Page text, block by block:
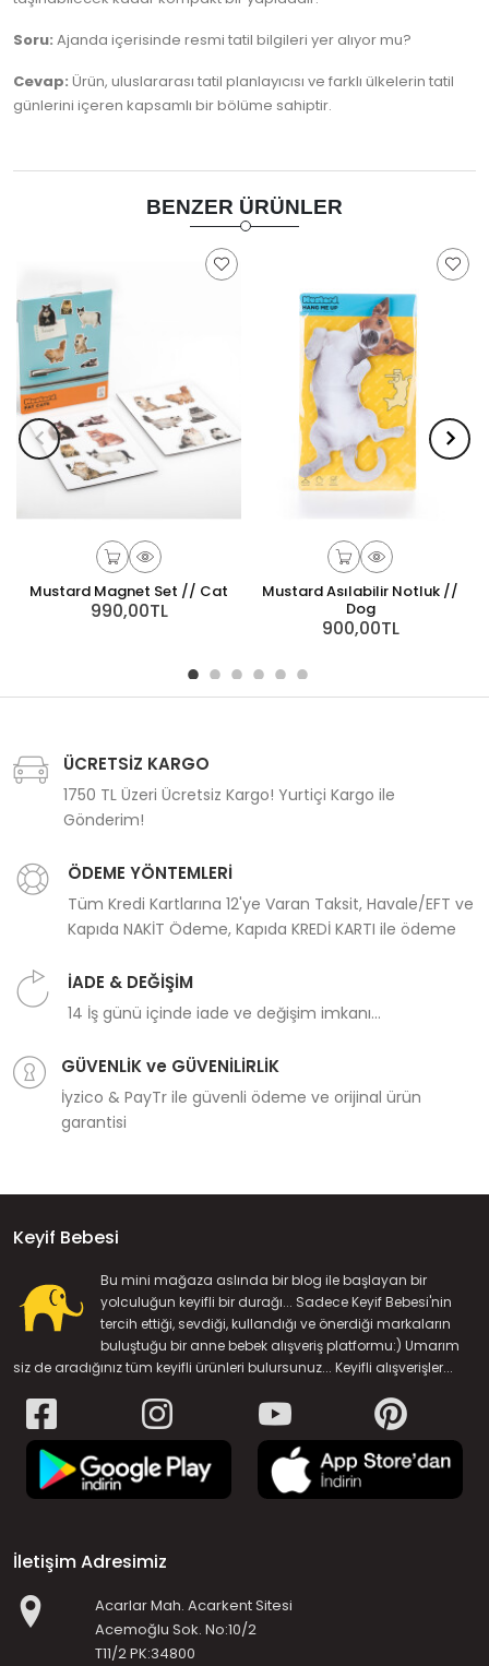
Soru: Ajanda içerisinde resmi tatil bilgileri yer alıyor mu?
Cevap: Ürün, uluslararası tatil planlayıcısı ve farklı ülkelerin tatil
günlerini içeren kapsamlı bir bölüme sahiptir.
BENZER ÜRÜNLER
Mustard Magnet Set // Cat
990,00TL
Mustard Asılabilir Notluk //
Dog
900,00TL
ÜCRETSİZ KARGO
1750 TL Üzeri Ücretsiz Kargo! Yurtiçi Kargo ile
Gönderim!
ÖDEME YÖNTEMLERİ
Tüm Kredi Kartlarına 12'ye Varan Taksit, Havale/EFT ve
Kapıda NAKİT Ödeme, Kapıda KREDİ KARTI ile ödeme
İADE & DEĞİŞİM
14 İş günü içinde iade ve değişim imkanı...
GÜVENLİK ve GÜVENİLİRLİK
İyzico & PayTr ile güvenli ödeme ve orijinal ürün
garantisi
Keyif Bebesi
Bu mini mağaza aslında bir blog ile başlayan bir
yolculuğun keyifli bir durağı... Sadece Keyif Bebesi'nin
tercih ettiği, sevdiği, kullandığı ve önerdiği markaların
buluştuğu bir anne bebek alışveriş platformu:) Umarım
siz de aradığınız tüm keyifli ürünleri bulursunuz... Keyifli alışverişler...
İletişim Adresimiz
Acarlar Mah. Acarkent Sitesi
Acemoğlu Sok. No:10/2
T11/2 PK:34800